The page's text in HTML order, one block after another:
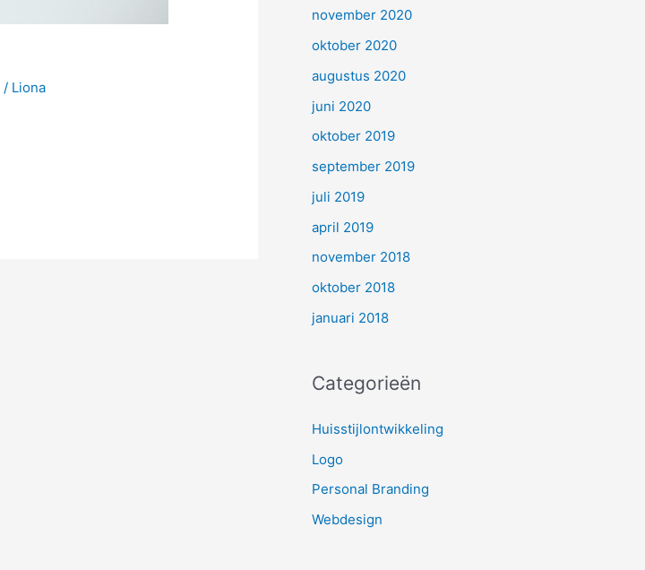
/ Liona
november 2020
oktober 2020
augustus 2020
juni 2020
oktober 2019
september 2019
juli 2019
april 2019
november 2018
oktober 2018
januari 2018
Categorieën
Huisstijlontwikkeling
Logo
Personal Branding
Webdesign